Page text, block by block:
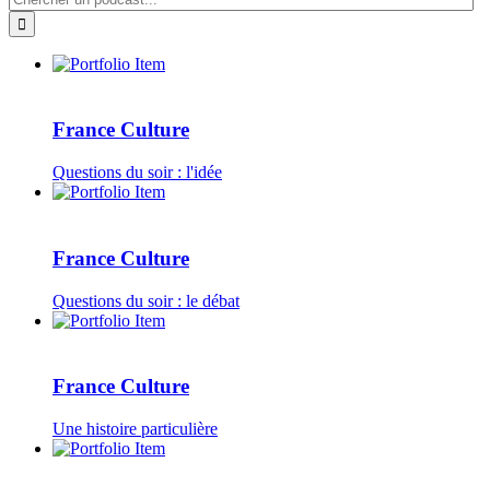
France Culture
Questions du soir : l'idée
France Culture
Questions du soir : le débat
France Culture
Une histoire particulière